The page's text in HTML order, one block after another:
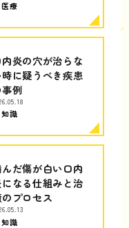
医療
内炎の穴が治らな
に疑うべき疾患
例
知識
だ傷が白い口内
なる仕組みと治
プロセス
知識